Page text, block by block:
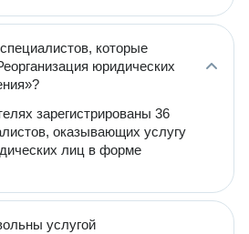
которые
юридических
зарегистрированы 36
оказывающих услугу
лиц в форме
услугой